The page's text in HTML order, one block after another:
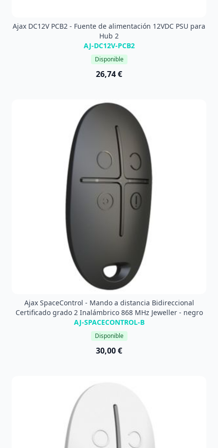
Ajax DC12V PCB2 - Fuente de alimentación 12VDC PSU para
Hub 2
AJ-DC12V-PCB2
Disponible
26,74 €
Ajax SpaceControl - Mando a distancia Bidireccional
Certificado grado 2 Inalámbrico 868 MHz Jeweller - negro
AJ-SPACECONTROL-B
Disponible
30,00 €